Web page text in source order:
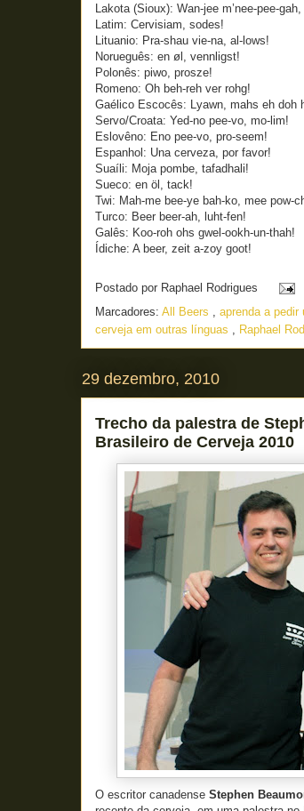
Lakota (Sioux): Wan-jee m’nee-pee-
Latim: Cervisiam, sodes!
Lituanio: Pra-shau vie-na, al-lows!
Norueguês: en øl, vennligst!
Polonês: piwo, prosze!
Romeno: Oh beh-reh ver rohg!
Gaélico Escocês: Lyawn, mahs eh doh
Servo/Croata: Yed-no pee-vo, mo-lim!
Eslovêno: Eno pee-vo, pro-seem!
Espanhol: Una cerveza, por favor!
Suaíli: Moja pombe, tafadhali!
Sueco: en öl, tack!
Twi: Mah-me bee-ye bah-ko, mee pow-
Turco: Beer beer-ah, luht-fen!
Galês: Koo-roh ohs gwel-ookh-un-thah!
Ídiche: A beer, zeit a-zoy goot!
Postado por Raphael Rodrigues
Marcadores: All Beers , aprenda a
cerveja em outras línguas , Raphael
29 dezembro, 2010
Trecho da palestra de
Brasileiro de Cerveja 2010
O escritor canadense Stephen